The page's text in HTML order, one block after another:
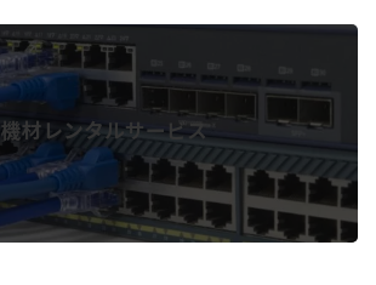
機材レンタルサービス